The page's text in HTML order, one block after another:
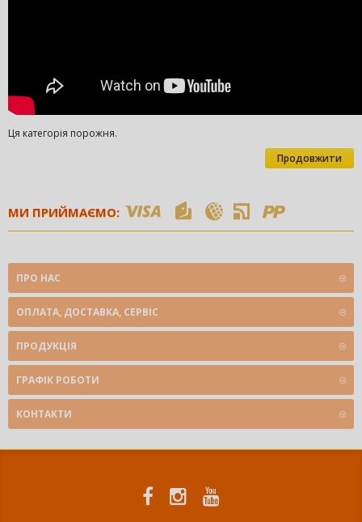
Ця категорія порожня.
Продовжити
МИ ПРИЙМАЄМО:
ПРО НАС
ОПЛАТА, ДОСТАВКА, СЕРВІС
ПРОДУКЦІЯ
ГРАФІК РОБОТИ
КОНТАКТИ